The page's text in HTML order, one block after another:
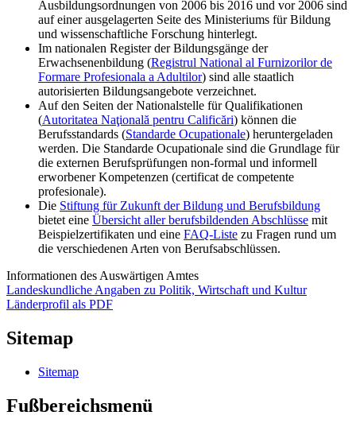
Ausbildungsordnungen von 2006 bis 2016 und vor 2006 sind
auf einer ausgelagerten Seite des Ministeriums für Bildung
und wissenschaftliche Forschung hinterlegt.
Im nationalen Register der Bildungsgänge der
Erwachsenenbildung (Registrul National al Furnizorilor de
Formare Profesionala a Adultilor) sind alle staatlich
autorisierten Bildungsangebote verzeichnet.
Auf den Seiten der Nationalstelle für Qualifikationen
(Autoritatea Naţională pentru Calificări) können die
Berufsstandards (Standarde Ocupationale) heruntergeladen
werden. Die Standarde Ocupationale sind die Grundlage für
die externen Berufsprüfungen non-formal und informell
erworbener Kompetenzen (certificat de competente
profesionale).
Die Stiftung für Zukunft der Bildung und Berufsbildung
bietet eine Übersicht aller berufsbildenden Abschlüsse mit
Beispielzertifikaten und eine FAQ-Liste zu Fragen rund um
die verschiedenen Arten von Berufsabschlüssen.
Informationen des Auswärtigen Amtes
Landeskundliche Angaben zu Politik, Wirtschaft und Kultur
Länderprofil als PDF
Sitemap
Sitemap
Fußbereichsmenü